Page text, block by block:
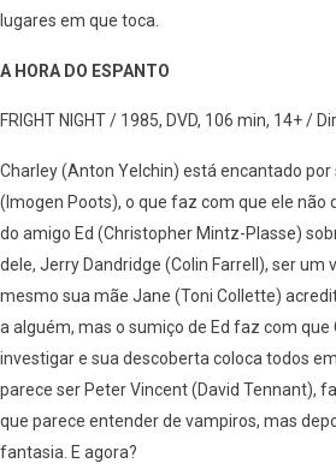
lugares em que toca.
A HORA DO ESPANTO
FRIGHT NIGHT / 1985, DVD, 106 min, 14+ /
Charley (Anton Yelchin) está encantado
(Imogen Poots), o que faz com que ele não
do amigo Ed (Christopher Mintz-Plasse)
dele, Jerry Dandridge (Colin Farrell), ser um
mesmo sua mãe Jane (Toni Collette)
a alguém, mas o sumiço de Ed faz com que
investigar e sua descoberta coloca todos
parece ser Peter Vincent (David Tennant),
que parece entender de vampiros, mas
fantasia. E agora?